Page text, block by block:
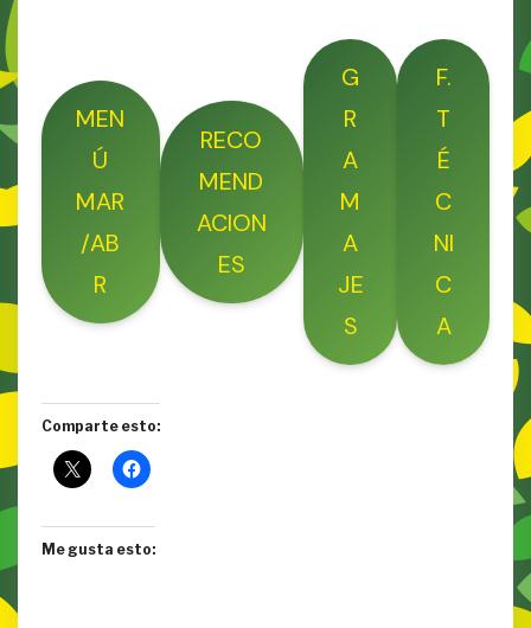
MEN
Ú
MAR
/AB
R
RECO
MEND
ACION
ES
G
R
A
M
A
JE
S
F.
T
É
C
NI
C
A
Comparte esto:
Me gusta esto: